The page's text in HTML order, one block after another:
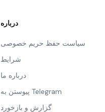
درباره
سیاست حفظ حریم خصوصی
شرایط
درباره ما
پیوستن به Telegram
گزارش و بازخورد